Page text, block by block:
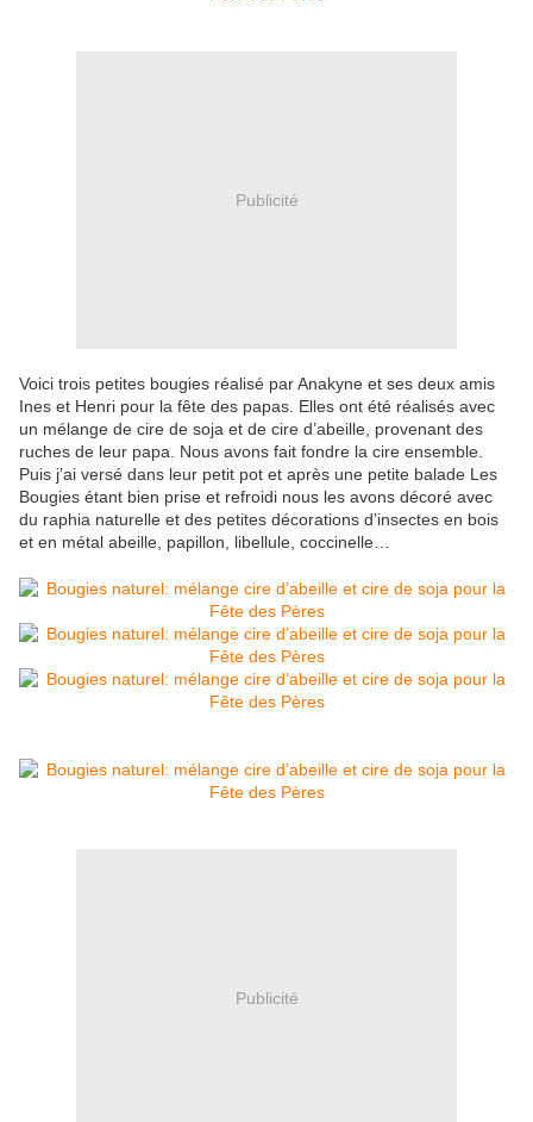
Publicité
Voici trois petites bougies réalisé par Anakyne et ses deux amis
Ines et Henri pour la fête des papas. Elles ont été réalisés avec
un mélange de cire de soja et de cire d’abeille, provenant des
ruches de leur papa. Nous avons fait fondre la cire ensemble.
Puis j’ai versé dans leur petit pot et après une petite balade Les
Bougies étant bien prise et refroidi nous les avons décoré avec
du raphia naturelle et des petites décorations d’insectes en bois
et en métal abeille, papillon, libellule, coccinelle…
Publicité